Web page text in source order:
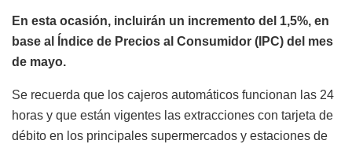
En esta ocasión, incluirán un incremento del 1,5%, en
base al Índice de Precios al Consumidor (IPC) del mes
de mayo.
Se recuerda que los cajeros automáticos funcionan las 24
horas y que están vigentes las extracciones con tarjeta de
débito en los principales supermercados y estaciones de